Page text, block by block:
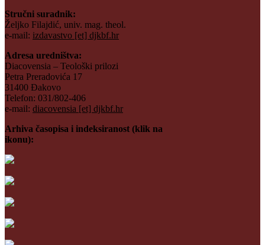
Stručni suradnik:
Željko Filajdić, univ. mag. theol.
e-mail: izdavastvo [et] djkbf.hr
Adresa uredništva:
Diacovensia – Teološki prilozi
Petra Preradovića 17
31400 Đakovo
Telefon: 031/802-406
e-mail: diacovensia [et] djkbf.hr
Arhiva časopisa i indeksiranost (klik na
ikonu):